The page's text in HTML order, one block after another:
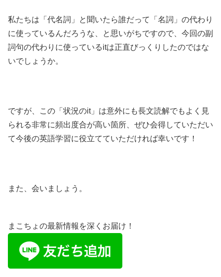
私たちは「代名詞」と聞いたら誰だって「名詞」の代わり
に使っているんだろうな、と思いがちですので、今回の副
詞句の代わりに使っているitは正直びっくりしたのではな
いでしょうか。
ですが、この「状況のit」は意外にも長文読解でもよく見
られる非常に頻出度合が高い箇所、ぜひ会得していただい
て今後の英語学習に役立てていただければ幸いです！
また、会いましょう。
まこちょの最新情報を深くお届け！